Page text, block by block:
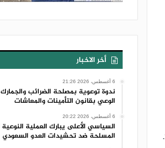
أخر الاخبار
6 أغسطس، 2026 21:26
ندوة توعوية بمصلحة الضرائب والجمارك
الوعي بقانون التأمينات والمعاشات
6 أغسطس، 2026 20:22
السياسي الأعلى يبارك العملية
المسلحة ضد تحشيدات العدو السعودي